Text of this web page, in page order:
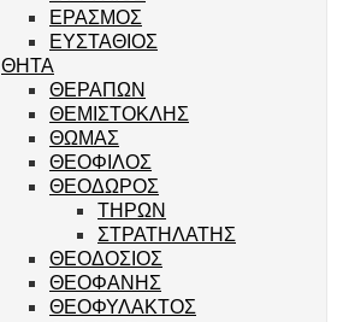
ΕΡΑΣΜΟΣ
ΕΥΣΤΑΘΙΟΣ
ΘΗΤΑ
ΘΕΡΑΠΩΝ
ΘΕΜΙΣΤΟΚΛΗΣ
ΘΩΜΑΣ
ΘΕΟΦΙΛΟΣ
ΘΕΟΔΩΡΟΣ
ΤΗΡΩΝ
ΣΤΡΑΤΗΛΑΤΗΣ
ΘΕΟΔΟΣΙΟΣ
ΘΕΟΦΑΝΗΣ
ΘΕΟΦΥΛΑΚΤΟΣ